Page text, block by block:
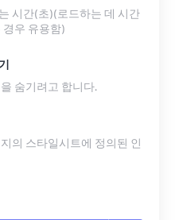
시간(초)(로드하는 데 시간
경우 유용함)
숨기려고 합니다.
의 스타일시트에 정의된 인